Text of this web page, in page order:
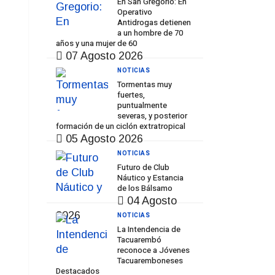
Operativo
Antidrogas detienen
a un hombre de 70
años y una mujer de 60
07 Agosto 2026
Tormentas muy
fuertes,
puntualmente
severas, y posterior
formación de un ciclón extratropical
05 Agosto 2026
NOTICIAS
Futuro de Club
Náutico y Estancia
de los Bálsamo
04 Agosto
2026
NOTICIAS
La Intendencia de
Tacuarembó
reconoce a Jóvenes
Tacuaremboneses
Destacados
NOTICIAS